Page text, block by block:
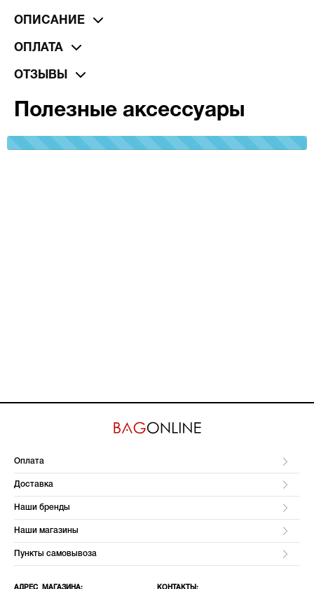
ОПИСАНИЕ
ОПЛАТА
ОТЗЫВЫ
Полезные аксессуары
100%
Оплата
Доставка
Наши бренды
Наши магазины
Пункты самовывоза